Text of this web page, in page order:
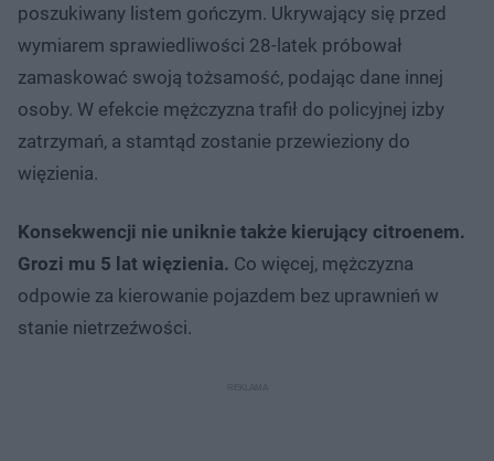
poszukiwany listem gończym. Ukrywający się przed
wymiarem sprawiedliwości 28-latek próbował
zamaskować swoją tożsamość, podając dane innej
osoby. W efekcie mężczyzna trafił do policyjnej izby
zatrzymań, a stamtąd zostanie przewieziony do
więzienia.
Konsekwencji nie uniknie także kierujący citroenem.
Grozi mu 5 lat więzienia. Co więcej, mężczyzna
odpowie za kierowanie pojazdem bez uprawnień w
stanie nietrzeźwości.